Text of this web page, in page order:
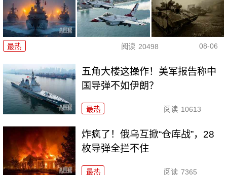
最热 阅读 20498 08-06
五角大楼这操作！美军报告称中
国导弹不如伊朗？
最热 阅读 10613
炸疯了！俄乌互掀“仓库战”，28
枚导弹全拦不住
最热 阅读 7365